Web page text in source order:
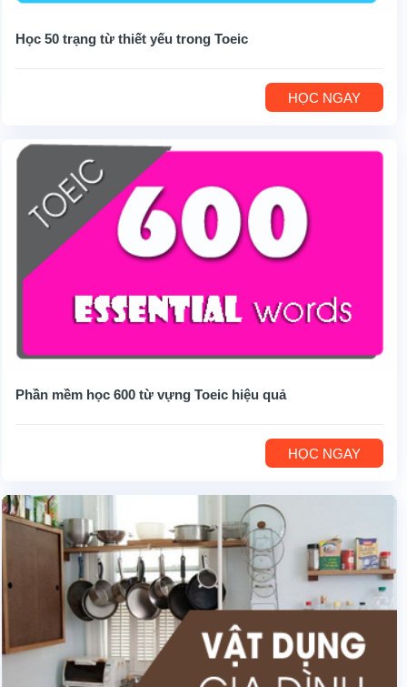
Học 50 trạng từ thiết yếu trong Toeic
HỌC NGAY
Phần mềm học 600 từ vựng Toeic hiệu quả
HỌC NGAY